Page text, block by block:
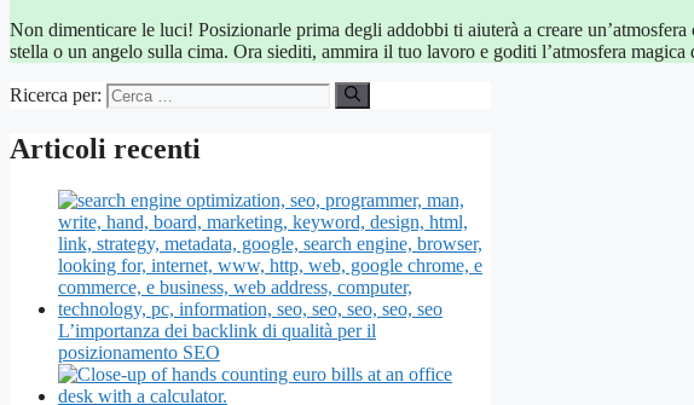
Non dimenticare le luci! Posizionarle prima degli addobbi ti aiuterà a creare
stella o un angelo sulla cima. Ora siediti, ammira il tuo lavoro e goditi l’atmosfera magica
Ricerca per:
Articoli recenti
L’importanza dei backlink di qualità per il
posizionamento SEO